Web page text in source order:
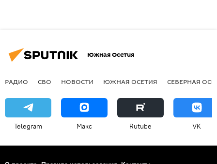
Южная Осетия
РАДИО СВО НОВОСТИ ЮЖНАЯ ОСЕТИЯ СЕВЕРНАЯ
Telegram Макс Rutube VK